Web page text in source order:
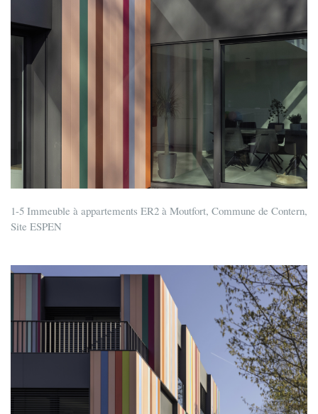
1-5 Immeuble à appartements ER2 à Moutfort, Commune de Contern,
Site ESPEN